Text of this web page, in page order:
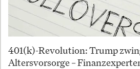
401(k)-Revolution: Trump
Altersvorsorge –